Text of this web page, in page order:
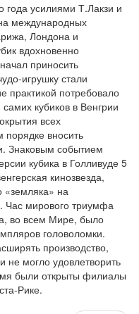
года усилиями Т.Лакзи и
международных
Лондона и
вдохновенно
приносить
игрушку стали
практикой потребовало
кубиков в Венгрии
всех
вносить
Знаковым событием
кубика в Голливуде 5
кинозвезда,
«земляка» на
Час мирового триумфа
во всем Мире, было
головоломки.
производство,
не могло удовлетворить
были открыты филиалы
Рике.